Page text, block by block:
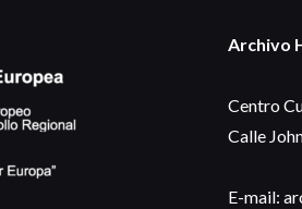
Archivo
Centro
Calle
E-mail: